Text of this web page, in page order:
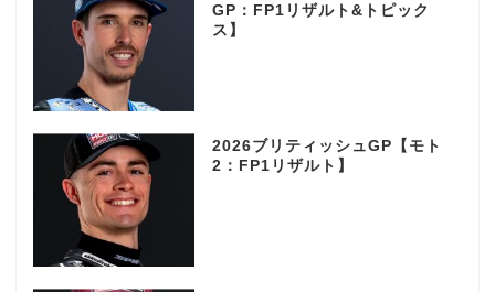
GP：FP1リザルト&トピック
ス】
2026ブリティッシュGP【モト
2：FP1リザルト】